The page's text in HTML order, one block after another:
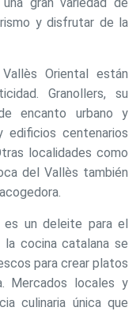
y disfrutar de la
Oriental están
Granollers, su
encanto urbano y
edificios centenarios
localidades como
del Vallès también
es un deleite para el
cocina catalana se
para crear platos
Mercados locales y
culinaria única que